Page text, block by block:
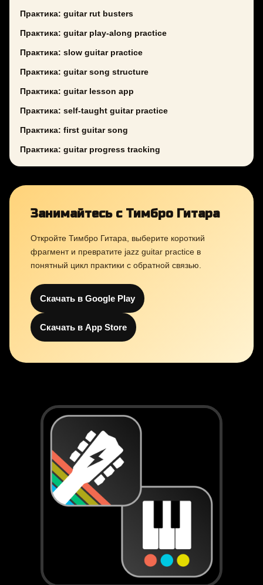
Практика: guitar rut busters
Практика: guitar play-along practice
Практика: slow guitar practice
Практика: guitar song structure
Практика: guitar lesson app
Практика: self-taught guitar practice
Практика: first guitar song
Практика: guitar progress tracking
Занимайтесь с Тимбро Гитара
Откройте Тимбро Гитара, выберите короткий
фрагмент и превратите jazz guitar practice в
понятный цикл практики с обратной связью.
Скачать в Google Play
Скачать в App Store